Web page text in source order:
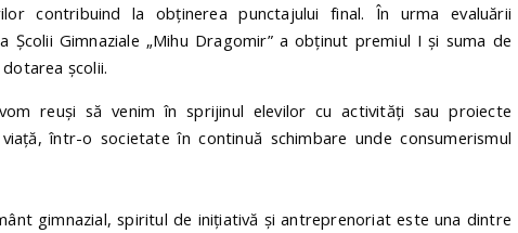
contribuind la obținerea punctajului final. În urma evaluării
Școlii Gimnaziale „Mihu Dragomir” a obținut premiul I și suma de
școlii.
reuși să venim în sprijinul elevilor cu activități sau proiecte
într-o societate în continuă schimbare unde consumerismul
gimnazial, spiritul de inițiativă și antreprenoriat este una dintre